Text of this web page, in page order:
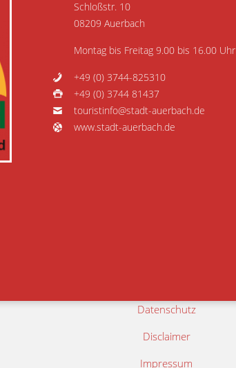
Schloßstr. 10
08209 Auerbach
Montag bis Freitag 9.00 bis 16.00 Uhr
+49 (0) 3744-825310
+49 (0) 3744 81437
touristinfo@stadt-auerbach.de
www.stadt-auerbach.de
Datenschutz
Disclaimer
Impressum